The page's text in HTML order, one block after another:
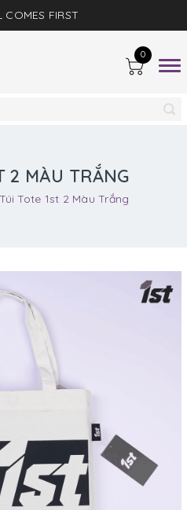
COMES FIRST
0
2 MÀU TRẮNG
Túi Tote 1st 2 Màu Trắng